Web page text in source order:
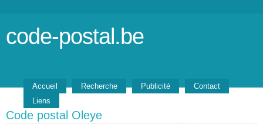
code-postal.be
Accueil Recherche Publicité
Contact
Liens
Code postal Oleye